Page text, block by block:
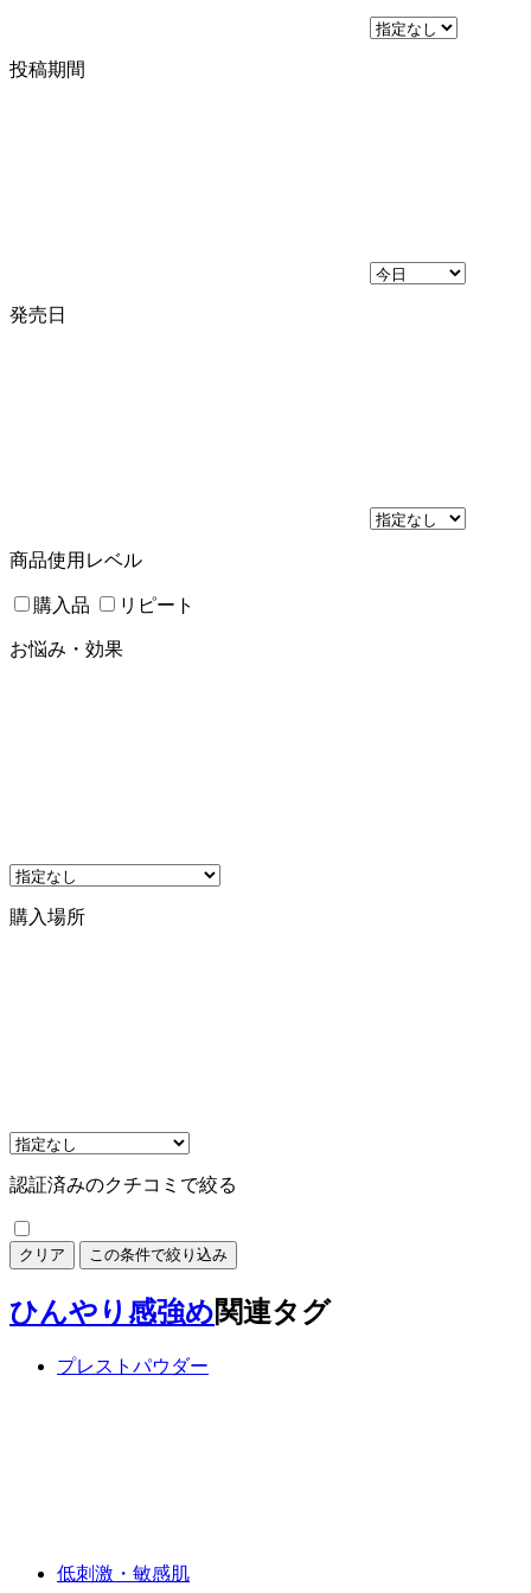
投稿期間
発売日
商品使用レベル
購入品 リピート
お悩み・効果
購入場所
認証済みのクチコミで絞る
クリア この条件で絞り込み
ひんやり感強め関連タグ
プレストパウダー
低刺激・敏感肌